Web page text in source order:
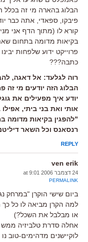
הבלוג בהארה מי זה בכלל
פיבקו, ספאדי, אתה כבר
קורא לו (מתוך הדף אני
בקיאות מדומה בתחום
פרוייקט ידוע שלפחות
כתבה???
רוה לגלעד: אל דאגה,
הבלוג הזה יודעים מי זה
יודע איך מפעילים את
אותי ואת בני ביתי,
"להפגין בקיאות
רנסאנס וכל השאר
REPLY
ven erik
24 דצמבר 2006 at 9:01
PERMALINK
ביום שישי הוקרן "במרחק
למה הקרן מביאה לו כל כך
או מבלבל את השכל?)
אחלה סדרת טלביזיה
לוקיישנים מדהימים-טוב